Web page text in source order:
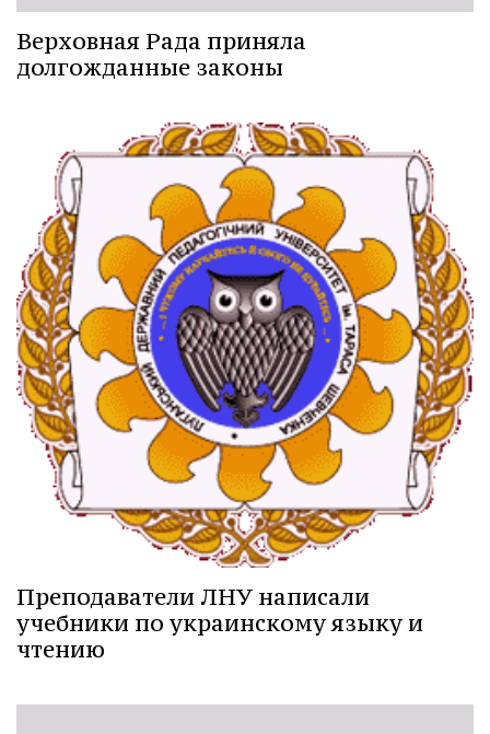
Верховная Рада приняла
долгожданные законы
Преподаватели ЛНУ написали
учебники по украинскому языку и
чтению